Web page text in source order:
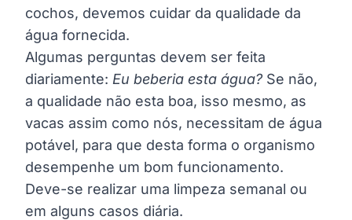
cochos, devemos cuidar da qualidade da
água fornecida.
Algumas perguntas devem ser feita
diariamente: Eu beberia esta água?Se não,
a qualidade não esta boa, isso mesmo, as
vacas assim como nós, necessitam de água
potável, para que desta forma o organismo
desempenhe um bom funcionamento.
Deve-se realizar uma limpeza semanal ou
em alguns casos diária.